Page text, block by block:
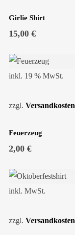
Girlie Shirt
15,00 €
inkl. 19 % MwSt.
zzgl. Versandkosten
Feuerzeug
2,00 €
inkl. MwSt.
zzgl. Versandkosten